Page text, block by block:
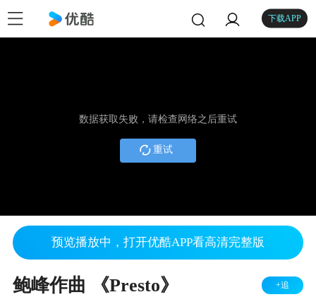
下载APP
数据获取失败，请检查网络之后重试
重试
预览播放中，打开优酷APP看高清完整版
鲍峰作曲 《Presto》 +追